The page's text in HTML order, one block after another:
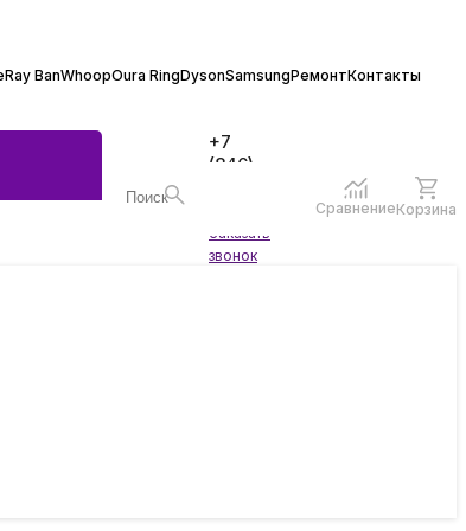
Ray BanWhoopOura RingDysonSamsungРемонтКонтакты
+7
(846)
Заказать
звонок
СравнениеКорзина